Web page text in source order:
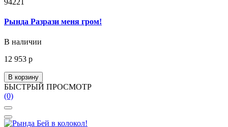
94221
Рында Разрази меня гром!
В наличии
12 953 р
В корзину
БЫСТРЫЙ ПРОСМОТР
(0)